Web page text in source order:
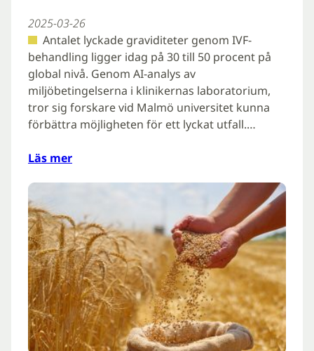
2025-03-26
Antalet lyckade graviditeter genom IVF-
behandling ligger idag på 30 till 50 procent på
global nivå. Genom AI-analys av
miljöbetingelserna i klinikernas laboratorium,
tror sig forskare vid Malmö universitet kunna
förbättra möjligheten för ett lyckat utfall.…
Läs mer